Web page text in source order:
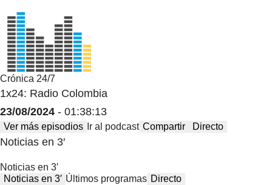
Crónica 24/7
1x24: Radio Colombia
23/08/2024 - 01:38:13
Ver más episodios Ir al podcast Compartir Directo
Noticias en 3′
Noticias en 3′
Noticias en 3′ Últimos programas Directo